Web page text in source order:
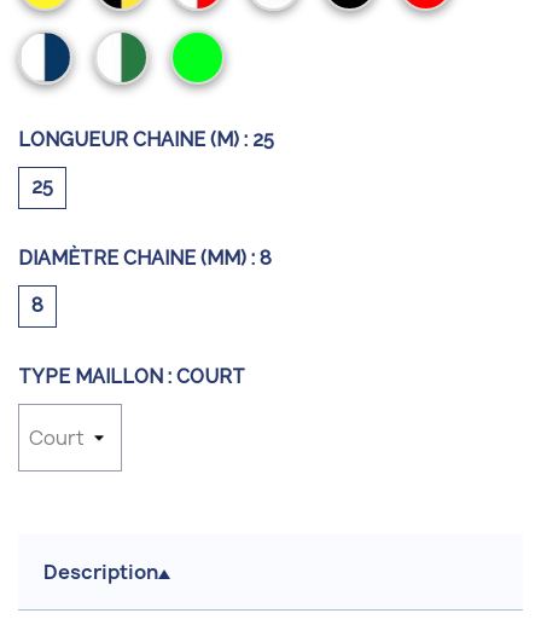
Blanc/BleuBlanc/VertFluorescent
LONGUEUR CHAINE (M) : 25
25
DIAMÈTRE CHAINE (MM) : 8
8
TYPE MAILLON : COURT
Description